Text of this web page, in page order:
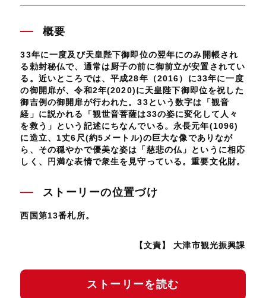
概要
33年に一度及び天皇陛下御即位の翌年にのみ開帳され
る勅封秘仏で、通常は厨子の前に御前立が安置されてい
る。近いところでは、平成28年（2016）に33年に一度
の御開扉が、令和2年(2020)に天皇陛下御即位を祝した
御吉例の御開扉が行われた。33という数字は「観音
経」に説かれる「観世音菩薩は33の姿に変化して人々
を救う」という記述にちなんでいる。永長元年(1096)
に造立、1丈6尺(約5メートル)の巨大な像でありなが
ら、その穏やかで優美な姿は「慈悲の仏」というに相応
しく、円満な表情で衆生を見守っている。重要文化財。
ストーリーの位置づけ
西国第13番札所。
【文責】 大津市観光振興課
ストーリーを読む